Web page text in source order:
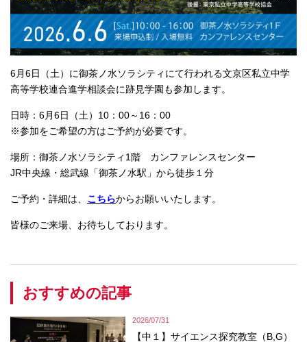
6月6日（土）に御茶ノ水ソラシティにて行われる文京区私立中学
高等学校連合進学相談会に跡見学園も参加します。
日時：6月6日（土）10：00～16：00
※参加をご希望の方はご予約が必要です。
場所：御茶ノ水ソラシティ1階 カンファレンスセンター
JR中央線・総武線「御茶ノ水駅」から徒歩１分
ご予約・詳細は、 こちらからお願いいたします。
皆様のご来場、お待ちしております。
おすすめの記事
2026/07/31
【中１】サイエンス探究教室（B,G）